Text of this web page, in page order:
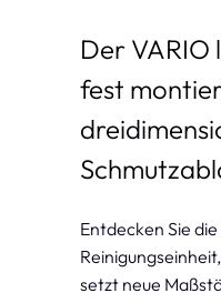
Der VARIO
fest
Entdecken Sie
setzt neue